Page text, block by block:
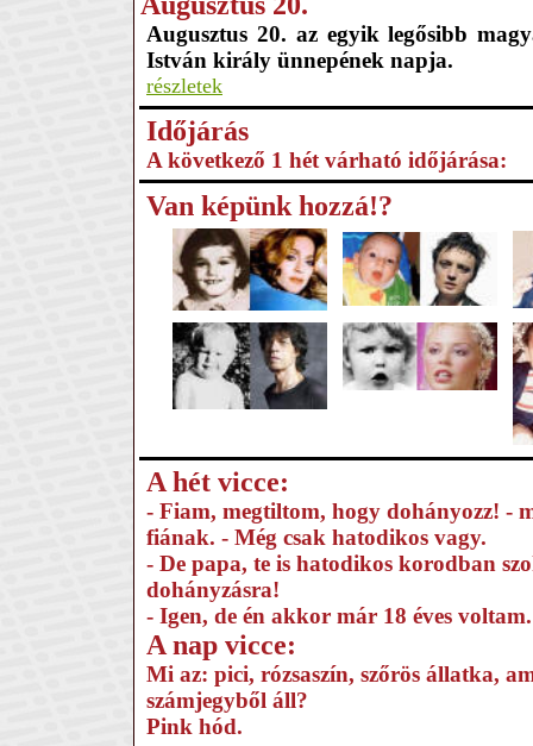
Augusztus 20. az egyik legősibb
István király ünnepének napja.
részletek
Időjárás
A következő 1 hét várható időjárása:
Van képünk hozzá!?
A hét vicce:
- Fiam, megtiltom, hogy dohányozz! -
fiának. - Még csak hatodikos vagy.
- De papa, te is hatodikos korodban
dohányzásra!
- Igen, de én akkor már 18 éves voltam.
A nap vicce:
Mi az: pici, rózsaszín, szőrös állatka,
számjegyből áll?
Pink hód.